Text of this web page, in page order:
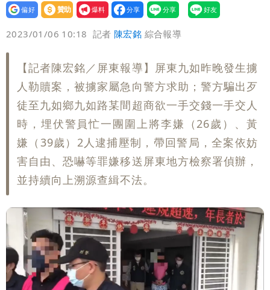
設為
贊助
我要
爆料
2023/01/06 10:18 記者陳宏銘 綜合報導
【記者陳宏銘／屏東報導】屏東九如昨晚發生擄
人勒贖案，被擄家屬急向警方求助；警方騙出歹
徒至九如鄉九如路某間超商欲一手交錢一手交人
時，埋伏警員忙一團圍上將李嫌（26歲）、黃
嫌（39歲）2人逮捕壓制，帶回警局，全案依妨
害自由、恐嚇等罪嫌移送屏東地方檢察署偵辦，
並持續向上溯源查緝不法。